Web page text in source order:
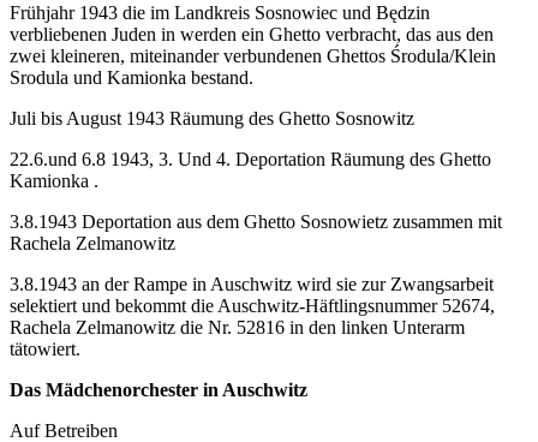
Frühjahr 1943 die im Landkreis Sosnowiec und Będzin
verbliebenen Juden in werden ein Ghetto verbracht, das aus den
zwei kleineren, miteinander verbundenen Ghettos Środula/Klein
Srodula und Kamionka bestand.
Juli bis August 1943 Räumung des Ghetto Sosnowitz
22.6.und 6.8 1943, 3. Und 4. Deportation Räumung des Ghetto
Kamionka .
3.8.1943 Deportation aus dem Ghetto Sosnowietz zusammen mit
Rachela Zelmanowitz
3.8.1943 an der Rampe in Auschwitz wird sie zur Zwangsarbeit
selektiert und bekommt die Auschwitz-Häftlingsnummer 52674,
Rachela Zelmanowitz die Nr. 52816 in den linken Unterarm
tätowiert.
Das Mädchenorchester in Auschwitz
Auf Betreiben